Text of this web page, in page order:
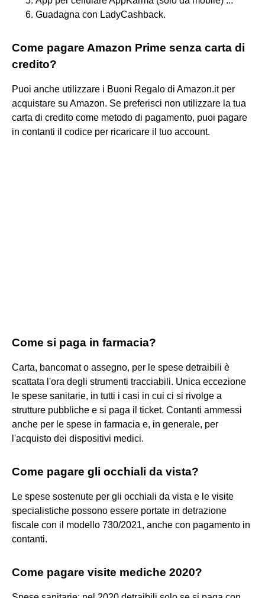
Guadagna con LadyCashback.
Come pagare Amazon Prime senza carta di
credito?
Puoi anche utilizzare i Buoni Regalo di Amazon.it per
acquistare su Amazon. Se preferisci non utilizzare la tua
carta di credito come metodo di pagamento, puoi pagare
in contanti il codice per ricaricare il tuo account.
Come si paga in farmacia?
Carta, bancomat o assegno, per le spese detraibili è
scattata l'ora degli strumenti tracciabili. Unica eccezione
le spese sanitarie, in tutti i casi in cui ci si rivolge a
strutture pubbliche e si paga il ticket. Contanti ammessi
anche per le spese in farmacia e, in generale, per
l'acquisto dei dispositivi medici.
Come pagare gli occhiali da vista?
Le spese sostenute per gli occhiali da vista e le visite
specialistiche possono essere portate in detrazione
fiscale con il modello 730/2021, anche con pagamento in
contanti.
Come pagare visite mediche 2020?